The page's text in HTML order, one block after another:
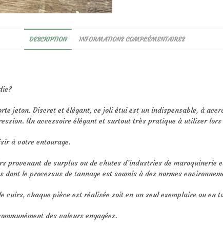
DESCRIPTION INFORMATIONS COMPLÉMENTAIRES
jeton. Discret et élégant, ce joli étui est un indispensable, à
Un accessoire élégant et surtout très pratique à utiliser
à votre entourage.
provenant de surplus ou de chutes d’industries de maroquinerie
le processus de tannage est soumis à des normes
chaque pièce est réalisée soit en un seul exemplaire ou en
des valeurs engagées.